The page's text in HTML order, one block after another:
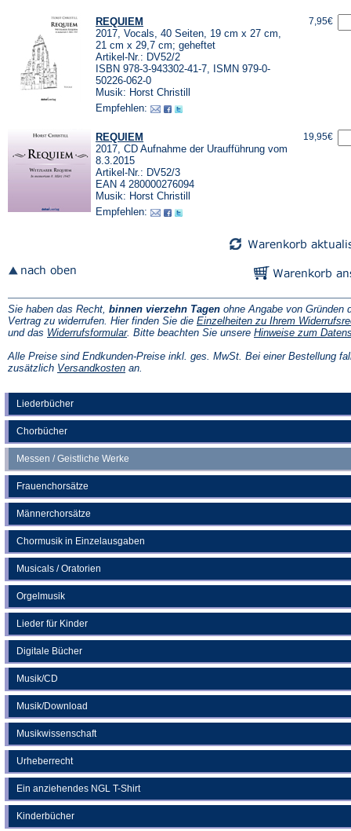
Liederbücher
Chorbücher
Messen / Geistliche Werke
Frauenchorsätze
Männerchorsätze
Chormusik in Einzelausgaben
Musicals / Oratorien
Orgelmusik
Lieder für Kinder
Digitale Bücher
Musik/CD
Musik/Download
Musikwissenschaft
Urheberrecht
Ein anziehendes NGL T-Shirt
Kinderbücher
REQUIEM
2017, Vocals, 40 Seiten, 19 cm x 27 cm,
21 cm x 29,7 cm; geheftet
Artikel-Nr.: DV52/2
ISBN 978-3-943302-41-7, ISMN 979-0-
50226-062-0
Musik: Horst Christill
Empfehlen:
7,95€
REQUIEM
2017, CD Aufnahme der Uraufführung vom
8.3.2015
Artikel-Nr.: DV52/3
EAN 4 280000276094
Musik: Horst Christill
Empfehlen:
19,95€
Sie haben das Recht, binnen vierzehn Tagen ohne Angabe von Gründen
Vertrag zu widerrufen. Hier finden Sie die Einzelheiten zu Ihrem
und das Widerrufsformular(Öffnet
einem
neuen
. Bitte beachten Sie unsere Hinweise zum
Alle Preise sind Endkunden-Preise inkl. ges. MwSt. Bei einer Bestellung
zusätzlich Versandkosten(Öffnet
an.